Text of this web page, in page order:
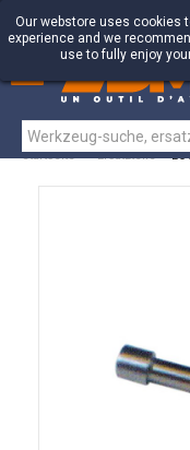
Our webstore uses cookies
experience and we
use to fully enjoy
Startseite > Ersatzteile >